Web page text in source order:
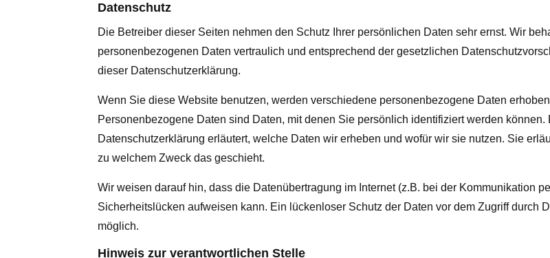
Datenschutz
Die Betreiber dieser Seiten nehmen den Schutz Ihrer persönlichen Daten sehr ernst. Wir
personenbezogenen Daten vertraulich und entsprechend der gesetzlichen
dieser Datenschutzerklärung.
Wenn Sie diese Website benutzen, werden verschiedene personenbezogene Daten
Personenbezogene Daten sind Daten, mit denen Sie persönlich identifiziert werden können.
Datenschutzerklärung erläutert, welche Daten wir erheben und wofür wir sie nutzen. Sie
zu welchem Zweck das geschieht.
Wir weisen darauf hin, dass die Datenübertragung im Internet (z.B. bei der Kommunikation
Sicherheitslücken aufweisen kann. Ein lückenloser Schutz der Daten vor dem Zugriff durch
möglich.
Hinweis zur verantwortlichen Stelle